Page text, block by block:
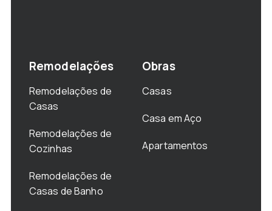
Remodelações
Remodelações de
Casas
Remodelações de
Cozinhas
Remodelações de
Casas de Banho
Obras
Casas
Casa em Aço
Apartamentos